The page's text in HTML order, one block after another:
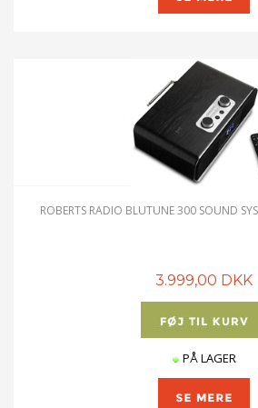
ROBERTS RADIO BLUTUNE 300 SOUND
3.999,00 DKK
PÅ LAGER